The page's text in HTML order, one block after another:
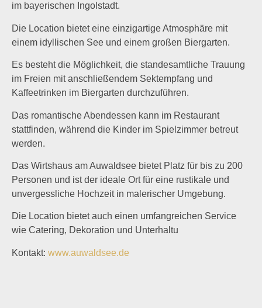
im bayerischen Ingolstadt.
Die Location bietet eine einzigartige Atmosphäre mit
einem idyllischen See und einem großen Biergarten.
Es besteht die Möglichkeit, die standesamtliche Trauung
im Freien mit anschließendem Sektempfang und
Kaffeetrinken im Biergarten durchzuführen.
Das romantische Abendessen kann im Restaurant
stattfinden, während die Kinder im Spielzimmer betreut
werden.
Das Wirtshaus am Auwaldsee bietet Platz für bis zu 200
Personen und ist der ideale Ort für eine rustikale und
unvergessliche Hochzeit in malerischer Umgebung.
Die Location bietet auch einen umfangreichen Service
wie Catering, Dekoration und Unterhaltu
Kontakt: www.auwaldsee.de